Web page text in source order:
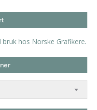
hos Norske Grafikere.